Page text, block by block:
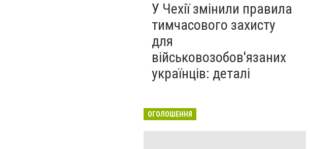
У Чехії змінили правила
тимчасового захисту
для
військовозобов'язаних
українців: деталі
ОГОЛОШЕННЯ